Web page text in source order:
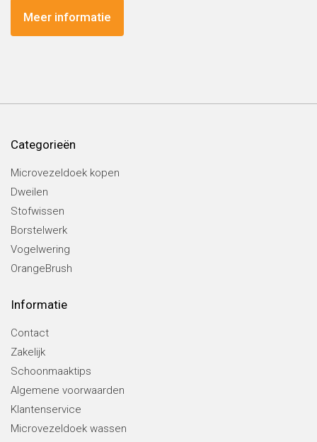
Meer informatie
Categorieën
Microvezeldoek kopen
Dweilen
Stofwissen
Borstelwerk
Vogelwering
OrangeBrush
Informatie
Contact
Zakelijk
Schoonmaaktips
Algemene voorwaarden
Klantenservice
Microvezeldoek wassen